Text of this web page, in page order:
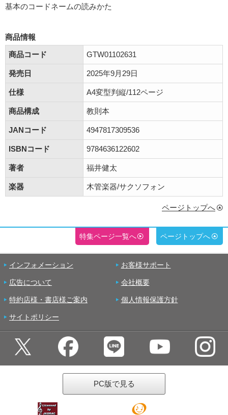
基本のコードネームの読みかた
商品情報
商品コード
GTW01102631
発売日 2025年9月29日
仕様 A4変型判縦/112ページ
商品構成 教則本
JANコード 4947817309536
ISBNコード 9784636122602
著者 福井健太
楽器 木管楽器/サクソフォン
ページトップへ
特集ページ一覧へ ページトップへ
インフォメーション お客様サポート
広告について 会社概要
特約店様・書店様ご案内 個人情報保護方針
サイトポリシー
PC版で見る